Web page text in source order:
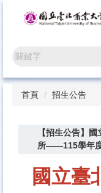
區
首頁 招生公告
【招生公告】
所——115學年
國立臺